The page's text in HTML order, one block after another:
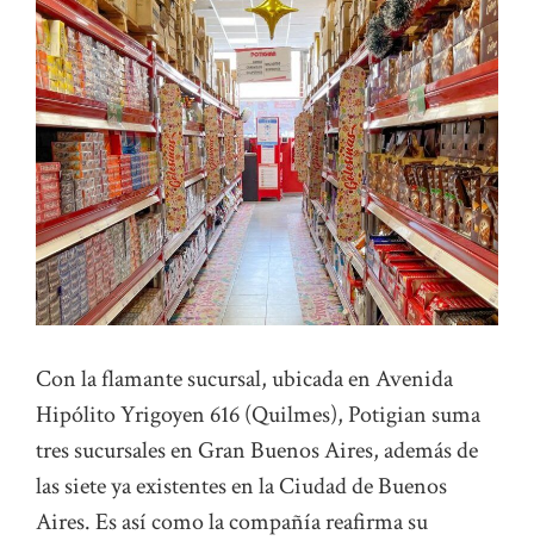
Con la flamante sucursal, ubicada en Avenida
Hipólito Yrigoyen 616 (Quilmes), Potigian suma
tres sucursales en Gran Buenos Aires, además de
las siete ya existentes en la Ciudad de Buenos
Aires. Es así como la compañía reafirma su